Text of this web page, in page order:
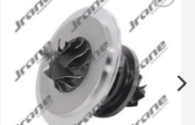
Add to